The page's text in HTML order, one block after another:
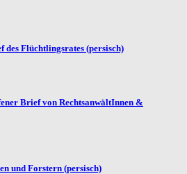
des Flüchtlingsrates (persisch)
Brief von RechtsanwältInnen &
und Forstern (persisch)